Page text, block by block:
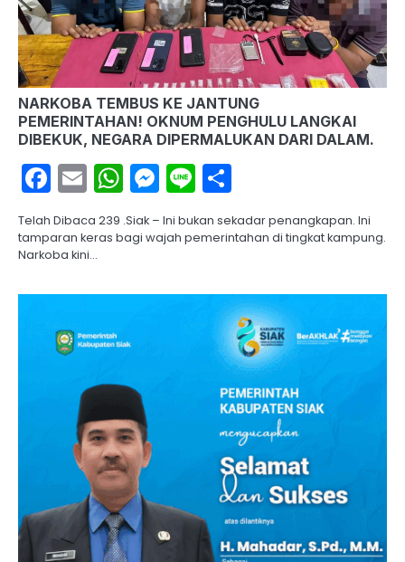
NARKOBA TEMBUS KE JANTUNG
PEMERINTAHAN! OKNUM PENGHULU LANGKAI
DIBEKUK, NEGARA DIPERMALUKAN DARI DALAM.
Facebook
EmailWhatsApp
Messenger
Line
Telah Dibaca 239 .Siak – Ini bukan sekadar penangkapan. Ini
tamparan keras bagi wajah pemerintahan di tingkat kampung.
Narkoba kini…